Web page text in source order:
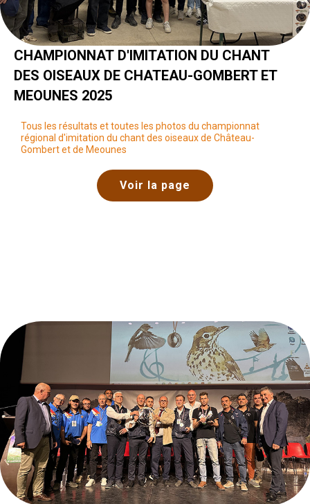
CHAMPIONNAT D'IMITATION DU CHANT
DES OISEAUX DE CHATEAU-GOMBERT ET
MEOUNES 2025
Tous les résultats et toutes les photos du championnat
régional d'imitation du chant des oiseaux de Château-
Gombert et de Meounes
Voir la page